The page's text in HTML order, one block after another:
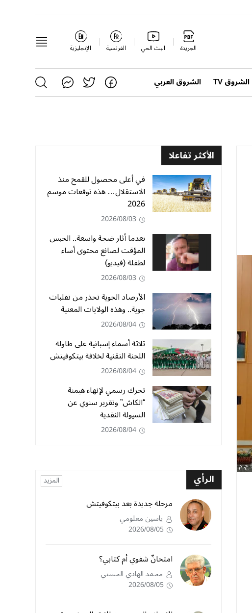
الجريدة البث الحي الفرنسية الإنجليزية
الشروق TV الشروق العربي
ح. م
الأكثر تفاعلا
في أعلى محصول للقمح منذ
الاستقلال… هذه توقعات موسم
2026
2026/08/03
بعدما أثار ضجة واسعة.. الحبس
المؤقت لصانع محتوى أساء
لطفلة (فيديو)
2026/08/03
الأرصاد الجوية تحذر من تقلبات
جوية.. وهذه الولايات المعنية
2026/08/04
ثلاثة أسماء إسبانية على طاولة
اللجنة التقنية لخلافة بيتكوفيتش
2026/08/04
تحرك رسمي لإنهاء هيمنة
“الكاش” وتقرير سنوي عن
السيولة النقدية
2026/08/04
الرأي المزيد
مرحلة جديدة بعد بيتكوفيتش
ياسين معلومي
2026/08/05
امتحانٌ شفوي أم كتابي؟
محمد الهادي الحسني
2026/08/05